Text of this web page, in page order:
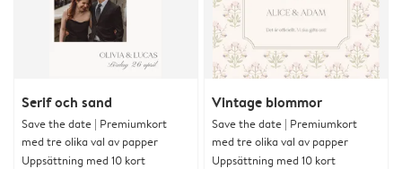
Serif och sand
Save the date | Premiumkort
med tre olika val av papper
Uppsättning med 10 kort
Vintage blommor
Save the date | Premiumkort
med tre olika val av papper
Uppsättning med 10 kort